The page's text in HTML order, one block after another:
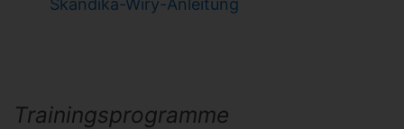
Trainingsprogramme